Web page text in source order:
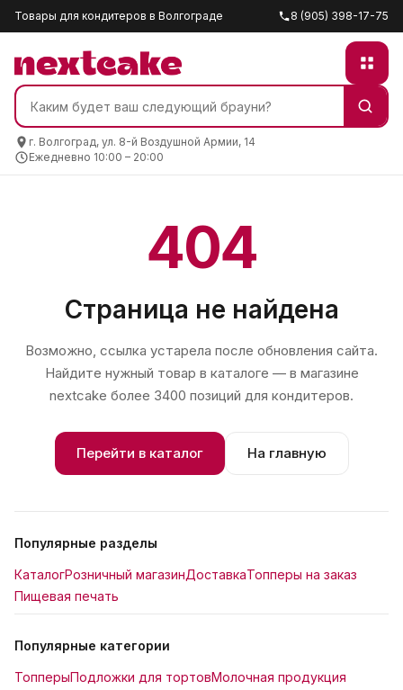
Товары для кондитеров в Волгограде 8 (905) 398-17-75
г. Волгоград, ул. 8-й Воздушной Армии, 14
Ежедневно 10:00 – 20:00
404
Страница не найдена
Возможно, ссылка устарела после обновления сайта.
Найдите нужный товар в каталоге — в магазине
nextcake более 3400 позиций для кондитеров.
Перейти в каталог На главную
Популярные разделы
КаталогРозничный магазинДоставкаТопперы на заказ
Пищевая печать
Популярные категории
ТопперыПодложки для тортовМолочная продукция